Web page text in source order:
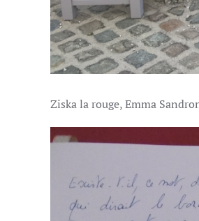
Ziska la rouge, Emma